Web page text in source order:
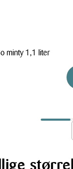
minty 1,1 liter